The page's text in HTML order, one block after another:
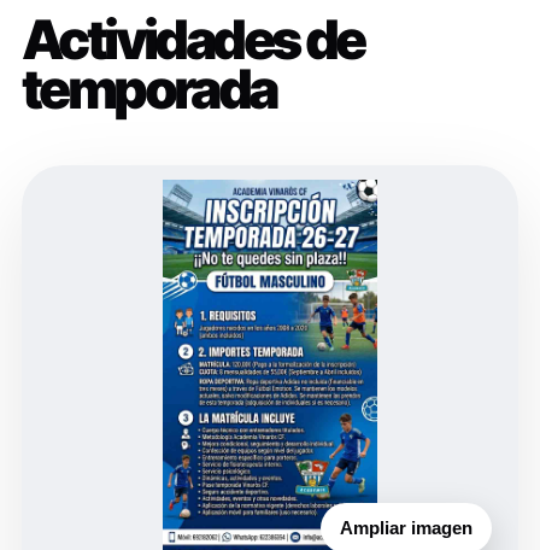
Actividades de
temporada
Ampliar imagen